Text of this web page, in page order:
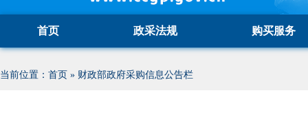
首页 政采法规 购买服务
当前位置： 首页 » 财政部政府采购信息公告栏